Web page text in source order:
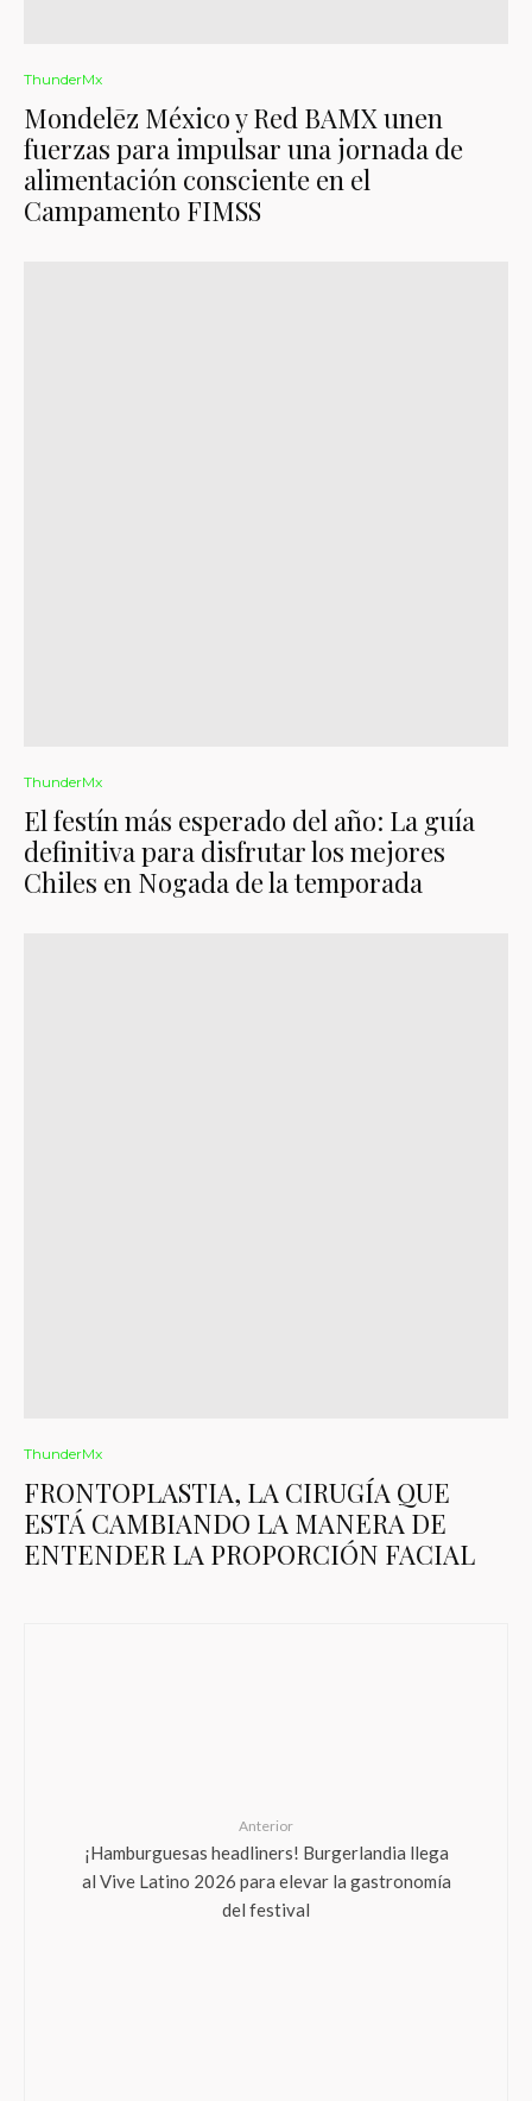
ThunderMx
Mondelēz México y Red BAMX unen
fuerzas para impulsar una jornada de
alimentación consciente en el
Campamento FIMSS
ThunderMx
El festín más esperado del año: La guía
definitiva para disfrutar los mejores
Chiles en Nogada de la temporada
ThunderMx
FRONTOPLASTIA, LA CIRUGÍA QUE
ESTÁ CAMBIANDO LA MANERA DE
ENTENDER LA PROPORCIÓN FACIAL
Anterior
¡Hamburguesas headliners! Burgerlandia llega
al Vive Latino 2026 para elevar la gastronomía
del festival